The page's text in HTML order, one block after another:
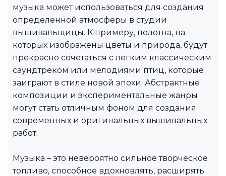
музыка может использоваться для создания
определенной атмосферы в студии
вышивальщицы. К примеру, полотна, на
которых изображены цветы и природа, будут
прекрасно сочетаться с легким классическим
саундтреком или мелодиями птиц, которые
заиграют в стиле новой эпохи. Абстрактные
композиции и экспериментальные жанры
могут стать отличным фоном для создания
современных и оригинальных вышивальных
работ.
Музыка – это невероятно сильное творческое
топливо, способное вдохновлять, расширять